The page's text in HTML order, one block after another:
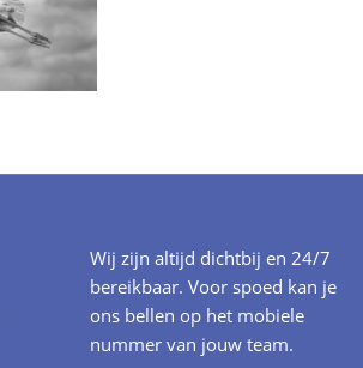
Wij zijn altijd dichtbij en 24/7
bereikbaar. Voor spoed kan je
ons bellen op het mobiele
nummer van jouw team.